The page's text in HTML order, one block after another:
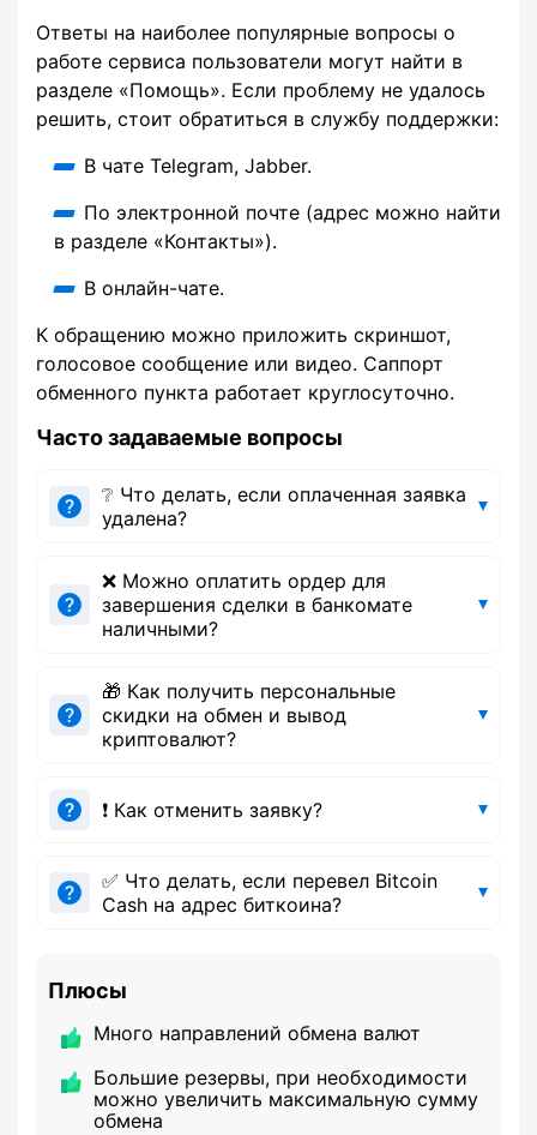
Ответы на наиболее популярные вопросы о
работе сервиса пользователи могут найти в
разделе «Помощь». Если проблему не удалось
решить, стоит обратиться в службу поддержки:
В чате Telegram, Jabber.
По электронной почте (адрес можно найти
в разделе «Контакты»).
В онлайн-чате.
К обращению можно приложить скриншот,
голосовое сообщение или видео. Саппорт
обменного пункта работает круглосуточно.
Часто задаваемые вопросы
❔ Что делать, если оплаченная заявка
удалена?
❌ Можно оплатить ордер для
завершения сделки в банкомате
наличными?
🎁 Как получить персональные
скидки на обмен и вывод
криптовалют?
❗ Как отменить заявку?
✅ Что делать, если перевел Bitcoin
Cash на адрес биткоина?
Плюсы
Много направлений обмена валют
Большие резервы, при необходимости
можно увеличить максимальную сумму
обмена